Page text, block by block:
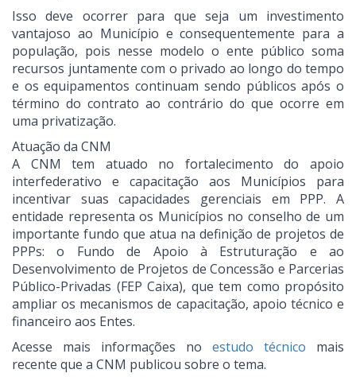
Isso deve ocorrer para que seja um investimento
vantajoso ao Município e consequentemente para a
população, pois nesse modelo o ente público soma
recursos juntamente com o privado ao longo do tempo
e os equipamentos continuam sendo públicos após o
término do contrato ao contrário do que ocorre em
uma privatização.
Atuação da CNM
A CNM tem atuado no fortalecimento do apoio
interfederativo e capacitação aos Municípios para
incentivar suas capacidades gerenciais em PPP. A
entidade representa os Municípios no conselho de um
importante fundo que atua na definição de projetos de
PPPs: o Fundo de Apoio à Estruturação e ao
Desenvolvimento de Projetos de Concessão e Parcerias
Público-Privadas (FEP Caixa), que tem como propósito
ampliar os mecanismos de capacitação, apoio técnico e
financeiro aos Entes.
Acesse mais informações no estudo técnico mais
recente que a CNM publicou sobre o tema.